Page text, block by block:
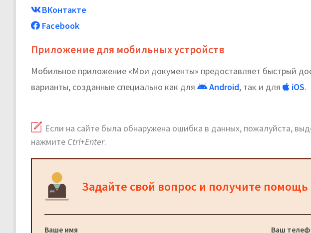
ВКонтакте
Facebook
Приложение для мобильных устройств
Мобильное приложение «Мои документы» предоставляет быстрый
варианты, созданные специально как для
Android, так и для iOS.
Если на сайте была обнаружена ошибка в данных, пожалуйста,
нажмите Ctrl+Enter.
Задайте свой вопрос и получите
Ваше имя Ваш